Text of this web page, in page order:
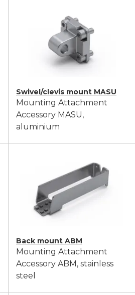
Swivel/clevis mount MASU
Mounting Attachment
Accessory MASU,
aluminium
Back mount ABM
Mounting Attachment
Accessory ABM, stainless
steel